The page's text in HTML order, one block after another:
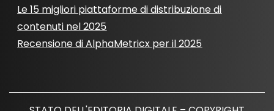
Le 15 migliori piattaforme di distribuzione di
contenuti nel 2025
Recensione di AlphaMetricx per il 2025